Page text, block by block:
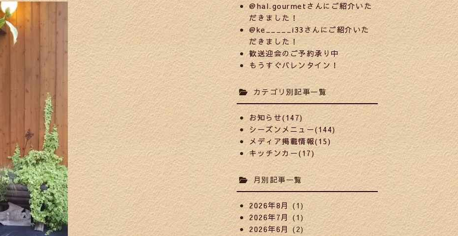
@hal.gourmetさんにご紹介いた
だきました！
@ke_____i33さんにご紹介いた
だきました！
歓送迎会のご予約承り中
もうすぐバレンタイン！
カテゴリ別記事一覧
お知らせ(147)
シーズンメニュー(144)
メディア掲載情報(15)
キッチンカー(17)
月別記事一覧
2026年8月 (1)
2026年7月 (1)
2026年6月 (2)